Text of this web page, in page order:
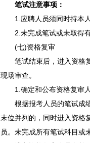
笔试注意事项：
1.应聘人员须同时持本人
2.未完成笔试或未取得有
(七)资格复审
笔试结束后，进入资格复
现场审查。
1.确定和公布资格复审
根据报考人员的笔试成绩
末位并列的，同时进入资格
员。未完成所有笔试科目或